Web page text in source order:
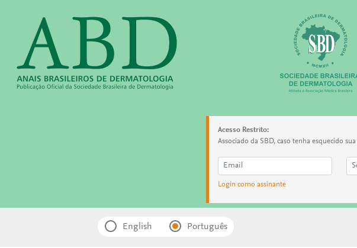
Acesso Restrito:
Associado da SBD, caso tenha esquecido
Login como assinante
English Português